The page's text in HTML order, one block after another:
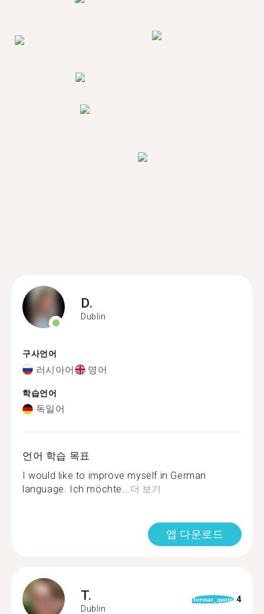
D.
Dublin
구사언어
러시아어 영어
학습언어
독일어
언어 학습 목표
I would like to improve myself in German
language. Ich möchte...더 보기
앱 다운로드
T.
Dublin
format_quote 4